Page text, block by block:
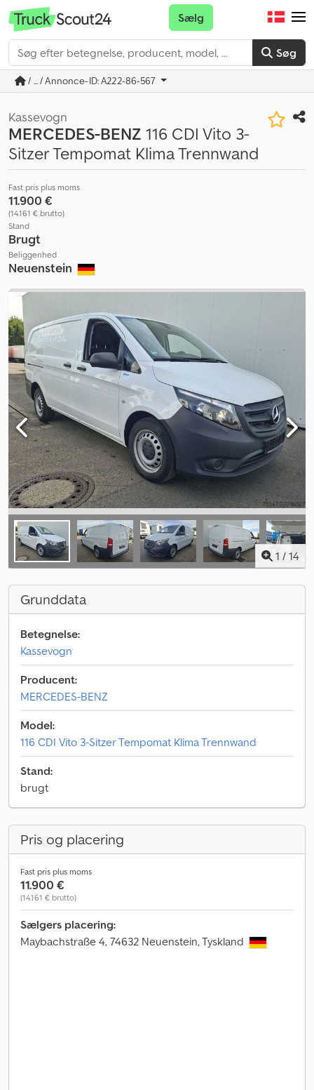
Søg
Sælg
/ ... / Annonce-ID: A222-86-567
Kassevogn
MERCEDES-BENZ 116 CDI Vito 3-
Sitzer Tempomat Klima Trennwand
Fast pris plus moms
11.900 €
(14.161 € brutto)
Stand
Brugt
Beliggenhed
Neuenstein
1 / 14
Grunddata
Betegnelse:
Kassevogn
Producent:
MERCEDES-BENZ
Model:
116 CDI Vito 3-Sitzer Tempomat Klima Trennwand
Stand:
brugt
Pris og placering
Fast pris plus moms
11.900 €
(14.161 € brutto)
Sælgers placering:
Maybachstraße 4, 74632 Neuenstein, Tyskland